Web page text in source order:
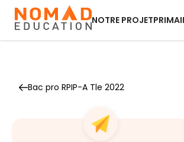
NOTRE PROJET
Bac pro RPIP-A Tle 2022